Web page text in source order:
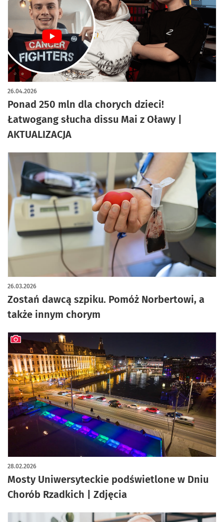
Ponad 250 mln dla chorych dzieci!
Łatwogang słucha dissu Mai z Oławy |
AKTUALIZACJA
26.04.2026
Zostań dawcą szpiku. Pomóż Norbertowi, a
także innym chorym
26.03.2026
Mosty Uniwersyteckie podświetlone w Dniu
Chorób Rzadkich | Zdjęcia
28.02.2026
artykuł z galerią zdjęć